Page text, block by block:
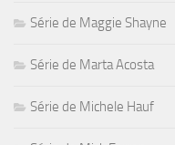
Série de Maggie Shayne
Série de Marta Acosta
Série de Michele Hauf